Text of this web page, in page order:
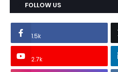
FOLLOW US
1.5k
2.7k